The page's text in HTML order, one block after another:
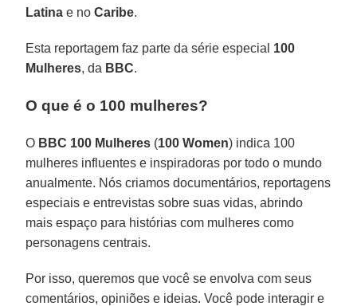
Latina e noCaribe.
Esta reportagem faz parte da série especial 100
Mulheres, da BBC.
O que é o 100 mulheres?
O BBC 100 Mulheres (100 Women) indica 100
mulheres influentes e inspiradoras por todo o mundo
anualmente. Nós criamos documentários, reportagens
especiais e entrevistas sobre suas vidas, abrindo
mais espaço para histórias com mulheres como
personagens centrais.
Por isso, queremos que você se envolva com seus
comentários, opiniões e ideias. Você pode interagir e